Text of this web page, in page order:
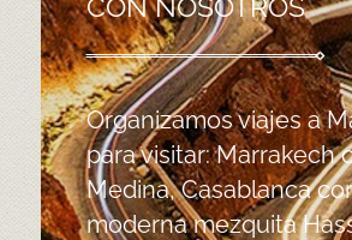
CON NOSOTROS
Organizamos viajes a
para visitar: Marrakech
Medina, Casablanca
moderna mezquita